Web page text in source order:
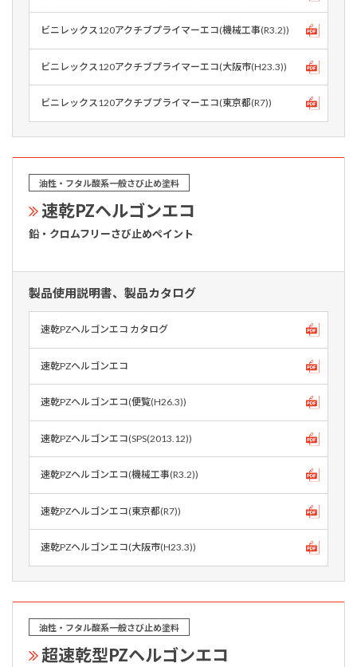
ビニレックス120アクチブプライマーエコ(機械工事(R3.2))
ビニレックス120アクチブプライマーエコ(大阪市(H23.3))
ビニレックス120アクチブプライマーエコ(東京都(R7))
油性・フタル酸系一般さび止め塗料
速乾PZヘルゴンエコ
鉛・クロムフリーさび止めペイント
製品使用説明書、製品カタログ
速乾PZヘルゴンエコ カタログ
速乾PZヘルゴンエコ
速乾PZヘルゴンエコ(便覧(H26.3))
速乾PZヘルゴンエコ(SPS(2013.12))
速乾PZヘルゴンエコ(機械工事(R3.2))
速乾PZヘルゴンエコ(東京都(R7))
速乾PZヘルゴンエコ(大阪市(H23.3))
油性・フタル酸系一般さび止め塗料
超速乾型PZヘルゴンエコ